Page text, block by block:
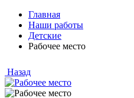
Главная
Наши работы
Детские
Рабочее место
Назад